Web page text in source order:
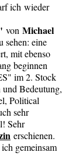
ich wieder
von Michael
sehen: eine
mit ebenso
beginnen
im 2. Stock
Bedeutung,
Political
sehr
Sehr
erschienen.
gemeinsam